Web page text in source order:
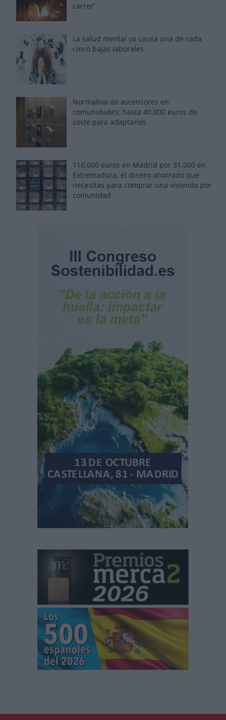
carrer'
La salud mental ya causa una de cada
cinco bajas laborales
Normativa de ascensores en
comunidades: hasta 40.000 euros de
coste para adaptarlos
110.000 euros en Madrid por 31.000 en
Extremadura: el dinero ahorrado que
necesitas para comprar una vivienda por
comunidad